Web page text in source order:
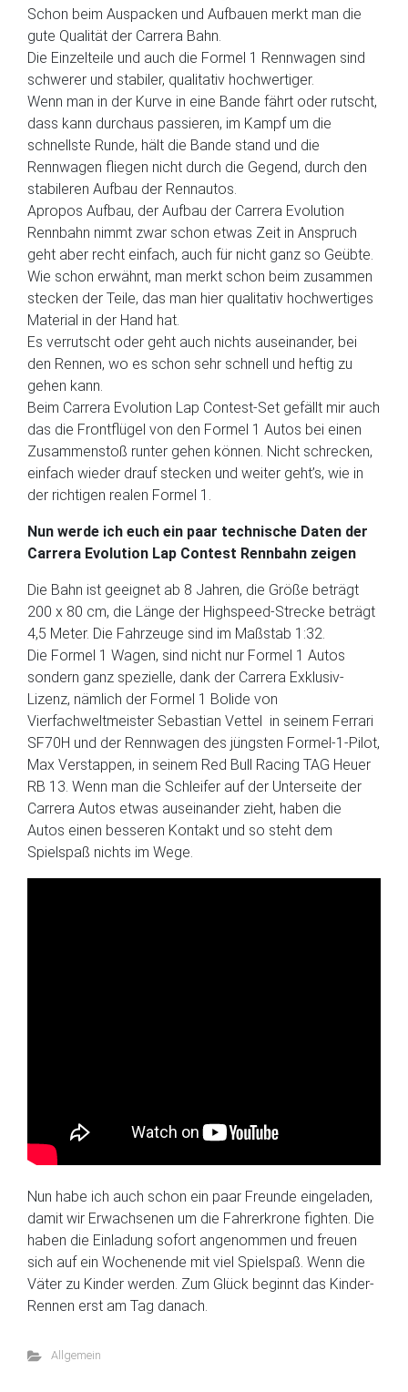
Schon beim Auspacken und Aufbauen merkt man die
gute Qualität der Carrera Bahn.
Die Einzelteile und auch die Formel 1 Rennwagen sind
schwerer und stabiler, qualitativ hochwertiger.
Wenn man in der Kurve in eine Bande fährt oder rutscht,
dass kann durchaus passieren, im Kampf um die
schnellste Runde, hält die Bande stand und die
Rennwagen fliegen nicht durch die Gegend, durch den
stabileren Aufbau der Rennautos.
Apropos Aufbau, der Aufbau der Carrera Evolution
Rennbahn nimmt zwar schon etwas Zeit in Anspruch
geht aber recht einfach, auch für nicht ganz so Geübte.
Wie schon erwähnt, man merkt schon beim zusammen
stecken der Teile, das man hier qualitativ hochwertiges
Material in der Hand hat.
Es verrutscht oder geht auch nichts auseinander, bei
den Rennen, wo es schon sehr schnell und heftig zu
gehen kann.
Beim Carrera Evolution Lap Contest-Set gefällt mir auch
das die Frontflügel von den Formel 1 Autos bei einen
Zusammenstoß runter gehen können. Nicht schrecken,
einfach wieder drauf stecken und weiter geht’s, wie in
der richtigen realen Formel 1.
Nun werde ich euch ein paar technische Daten der
Carrera Evolution Lap Contest Rennbahn zeigen
Die Bahn ist geeignet ab 8 Jahren, die Größe beträgt
200 x 80 cm, die Länge der Highspeed-Strecke beträgt
4,5 Meter. Die Fahrzeuge sind im Maßstab 1:32.
Die Formel 1 Wagen, sind nicht nur Formel 1 Autos
sondern ganz spezielle, dank der Carrera Exklusiv-
Lizenz, nämlich der Formel 1 Bolide von
Vierfachweltmeister Sebastian Vettel in seinem Ferrari
SF70H und der Rennwagen des jüngsten Formel-1-Pilot,
Max Verstappen, in seinem Red Bull Racing TAG Heuer
RB 13. Wenn man die Schleifer auf der Unterseite der
Carrera Autos etwas auseinander zieht, haben die
Autos einen besseren Kontakt und so steht dem
Spielspaß nichts im Wege.
Nun habe ich auch schon ein paar Freunde eingeladen,
damit wir Erwachsenen um die Fahrerkrone fighten. Die
haben die Einladung sofort angenommen und freuen
sich auf ein Wochenende mit viel Spielspaß. Wenn die
Väter zu Kinder werden. Zum Glück beginnt das Kinder-
Rennen erst am Tag danach.
Allgemein